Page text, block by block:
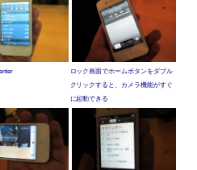
ロック画面でホームボタンをダブル
クリックすると、カメラ機能がすぐ
に起動できる